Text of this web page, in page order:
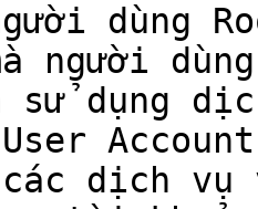
dùng
người
dụng
User
dịch vụ